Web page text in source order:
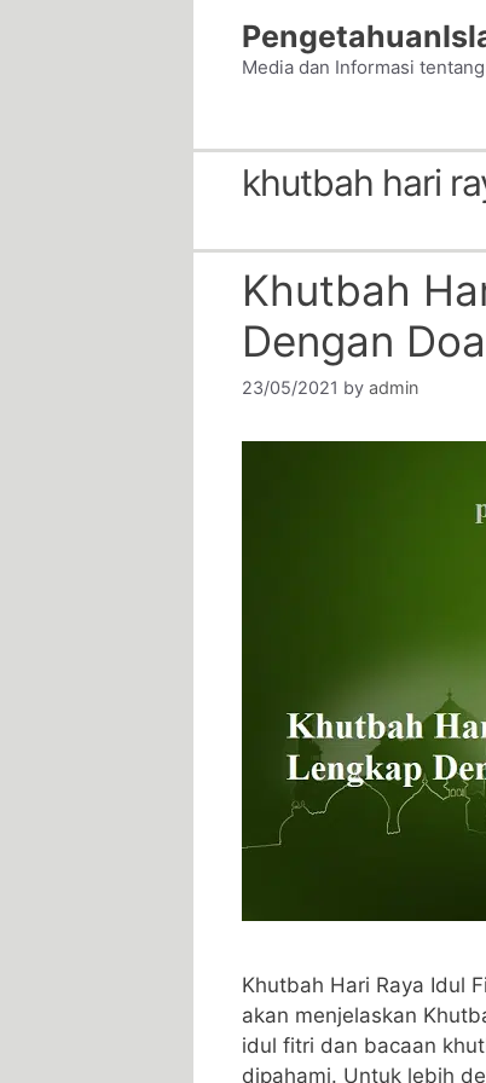
Media dan Informasi
khutbah hari
Khutbah
Dengan Doa
23/05/2021 by admin
Khutbah Hari Raya Idul
akan menjelaskan
idul fitri dan bacaan
dipahami. Untuk lebih